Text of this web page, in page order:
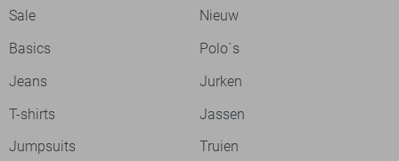
Sale
Nieuw
Basics
Polo`s
Jeans
Jurken
T-shirts
Jassen
Jumpsuits
Truien